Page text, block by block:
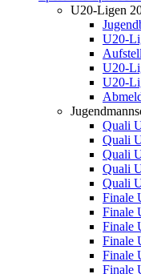
U20-Ligen
U20-
U20-
U20-
Quali
Quali
Quali
Quali
Quali
Finale
Finale
Finale
Finale
Finale
Finale